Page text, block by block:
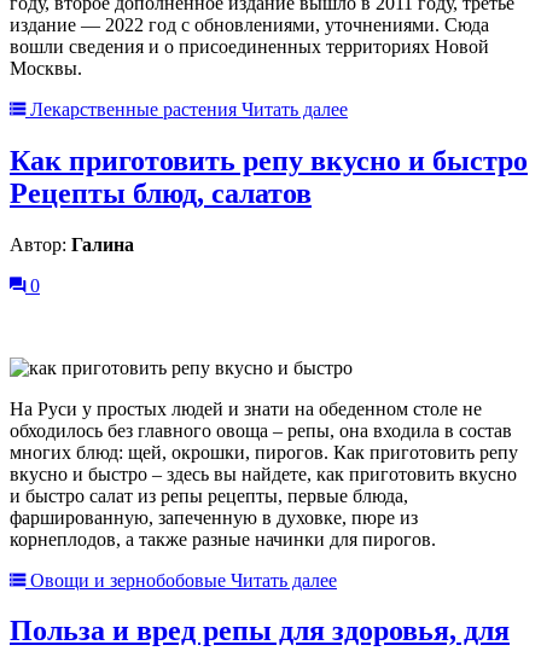
издание — 2022 год с обновлениями, уточнениями. Сюда
вошли сведения и о присоединенных территориях Новой
Москвы.
Лекарственные растения Читать далее
Как приготовить репу вкусно и быстро
Рецепты блюд, салатов
Автор: Галина
0
На Руси у простых людей и знати на обеденном столе не
обходилось без главного овоща – репы, она входила в состав
многих блюд: щей, окрошки, пирогов. Как приготовить репу
вкусно и быстро – здесь вы найдете, как приготовить вкусно
и быстро салат из репы рецепты, первые блюда,
фаршированную, запеченную в духовке, пюре из
корнеплодов, а также разные начинки для пирогов.
Овощи и зернобобовые Читать далее
Польза и вред репы для здоровья, для